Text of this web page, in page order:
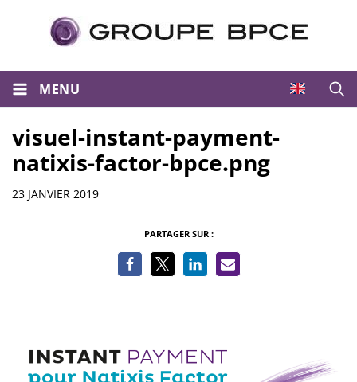
MENU
visuel-instant-payment-
natixis-factor-bpce.png
Informations
23 JANVIER 2019
PARTAGER SUR :